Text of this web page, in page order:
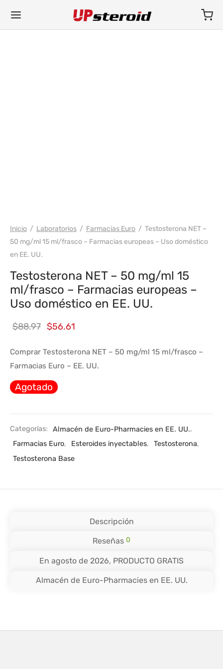
Inicio / Laboratorios / Farmacias Euro / Testosterona NET –
50 mg/ml 15 ml/frasco – Farmacias europeas – Uso doméstico
en EE. UU.
Testosterona NET – 50 mg/ml 15
ml/frasco – Farmacias europeas –
Uso doméstico en EE. UU.
$88.97 El
$88.97.
$56.61
Comprar Testosterona NET – 50 mg/ml 15 ml/frasco –
Farmacias Euro – EE. UU.
Agotado
Categorías: Almacén de Euro-Pharmacies en EE. UU.,
Farmacias Euro, Esteroides inyectables, Testosterona,
Testosterona Base
Descripción
Reseñas 0
En agosto de 2026, PRODUCTO GRATIS
Almacén de Euro-Pharmacies en EE. UU.